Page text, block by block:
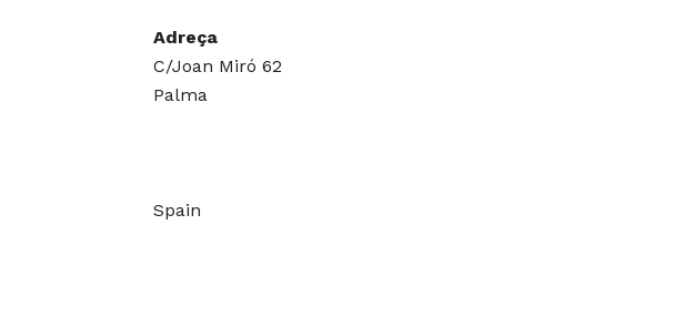
Adreça
C/Joan Miró 62
Palma
Spain